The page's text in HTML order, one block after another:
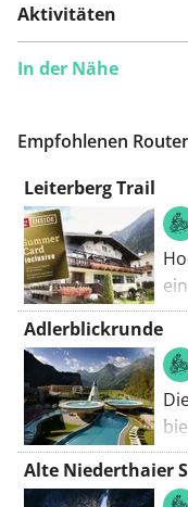
Aktivitäten
In der Nähe
Empfohlenen
Leiterberg Trail
Adlerblickrunde
Alte Niederthaier